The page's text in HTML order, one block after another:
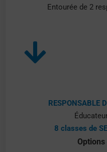
Entourée de 2
RESPONSABLE
8 classes de
Options